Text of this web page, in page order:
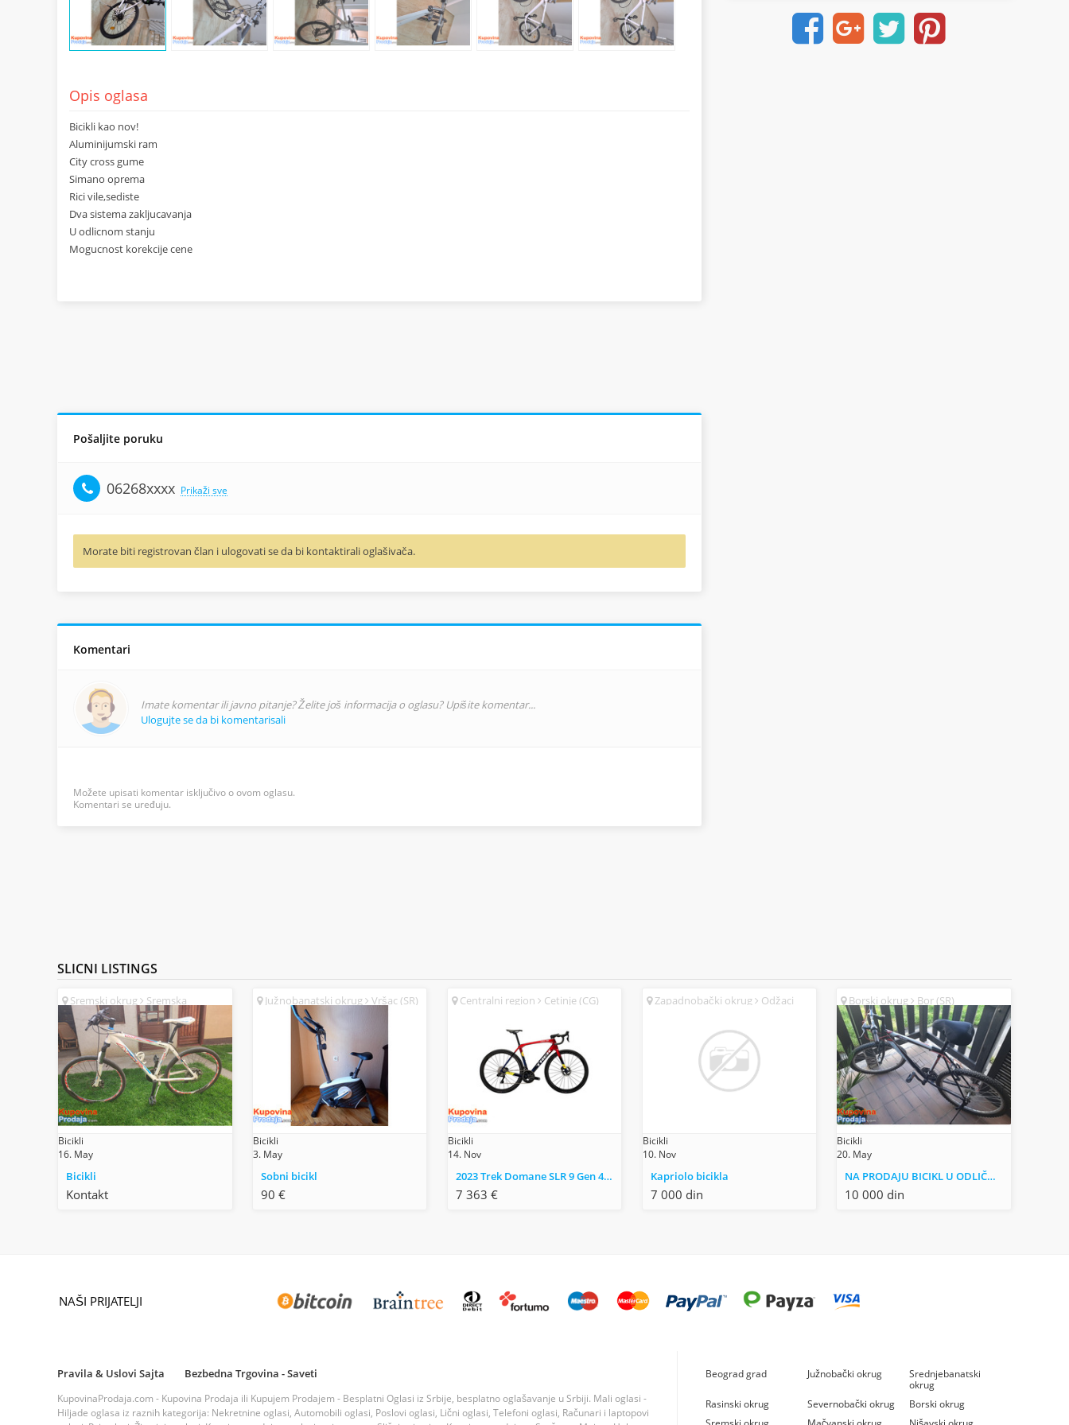
Opis oglasa
Bicikli kao nov!
Aluminijumski ram
City cross gume
Simano oprema
Rici vile,sediste
Dva sistema zakljucavanja
U odlicnom stanju
Mogucnost korekcije cene
Pošaljite poruku
06268xxxx Prikaži sve
Morate biti registrovan član i ulogovati se da bi kontaktirali oglašivača.
Komentari
Imate komentar ili javno pitanje? Želite još informacija o oglasu? Upišite komentar...
Ulogujte se da bi komentarisali
Možete upisati komentar isključivo o ovom oglasu.
Komentari se uređuju.
SLICNI LISTINGS
Sremski okrug Sremska
Mitrovica (SR)
Bicikli
16. May
Bicikli
Kontakt
Južnobanatski okrug Vršac (SR)
Bicikli
3. May
Sobni bicikl
90 €
Centralni region Cetinje (CG)
Bicikli
14. Nov
2023 Trek Domane SLR 9 Gen 4 Road Bike (M3BIKESHOP)
7 363 €
Zapadnobački okrug
Odžaci
Bicikli
10. Nov
Kapriolo bicikla
7 000 din
Borski okrug Bor (SR)
Bicikli
20. May
NA PRODAJU BICIKL U ODLIČNO OČUVANOM STANJU
10 000 din
NAŠI PRIJATELJI
Pravila & Uslovi Sajta Bezbedna Trgovina - Saveti
KupovinaProdaja.com - Kupovina Prodaja ili Kupujem Prodajem - Besplatni Oglasi iz Srbije, besplatno oglašavanje u Srbiji. Mali oglasi -
Hiljade oglasa iz raznih kategorija: Nekretnine oglasi, Automobili oglasi, Poslovi oglasi, Lični oglasi, Telefoni oglasi, Računari i laptopovi
Beograd grad Južnobački okrug
Srednjebanatski
okrug
Rasinski okrug
Severnobački okrug
Borski okrug